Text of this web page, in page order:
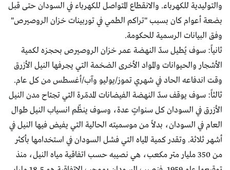
والتوليدية للكهرباء. والانقطاع المتواصل للكهرباء في السودان حتى قبل
بضعة أعوام كان بسبب "تراكم الطمي في توربينات خزان الروصيرص"
وفق البيانات الرسمية للحكومة.
ثانياً: سوف يُطيل سدّ النهضة عمر خزان الروصيرص بحجزه لكمية
الأشجار والحيوانات والمواد الأخرى الضخمة التي يجرفها النيل الأزرق
وقت اندفاعه الحاد في شهري تموز/يوليو وآب/أغسطس من كل عام.
ثالثاً: سوف يوقف سدّ النهضة الفيضانات المدمّرة التي تجتاح مدن النيل
الأزرق في السودان كل سنواتٍ عدة، وسوف ينظّم انسياب النيل طوال
العام في السودان، بدلاً من موسميته الحالية التي يفيض فيها النيل في
أشهر ثلاثة. وتقدر كمية المياه التي فشل السودان في استخدامها بأكثر
من 350 مليار متر مكعب، هي نصيبه حسب اتفاقية مياه النيل، منذ